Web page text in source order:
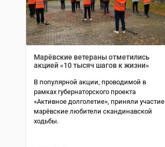
Марёвские ветераны отметились
акцией «10 тысяч шагов к жизни»
В популярной акции, проводимой в
рамках губернаторского проекта
«Активное долголетие», приняли участие
марёвские любители скандинавской
ходьбы.